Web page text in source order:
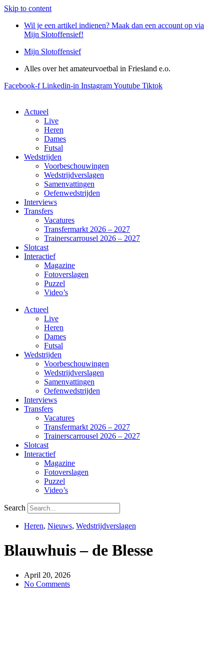
Skip to content
Wil je een artikel indienen? Maak dan een account op via
Mijn Slotoffensief!
Mijn Slotoffensief
Alles over het amateurvoetbal in Friesland e.o.
Facebook-f Linkedin-in InstagramYoutube Tiktok
Actueel
Live
Heren
Dames
Futsal
Wedstrijden
Voorbeschouwingen
Wedstrijdverslagen
Samenvattingen
Oefenwedstrijden
Interviews
Transfers
Vacatures
Transfermarkt 2026 – 2027
Trainerscarrousel 2026 – 2027
Slotcast
Interactief
Magazine
Fotoverslagen
Puzzel
Video’s
Actueel
Live
Heren
Dames
Futsal
Wedstrijden
Voorbeschouwingen
Wedstrijdverslagen
Samenvattingen
Oefenwedstrijden
Interviews
Transfers
Vacatures
Transfermarkt 2026 – 2027
Trainerscarrousel 2026 – 2027
Slotcast
Interactief
Magazine
Fotoverslagen
Puzzel
Video’s
Search
Heren, Nieuws, Wedstrijdverslagen
Blauwhuis – de Blesse
April 20, 2026
No Comments